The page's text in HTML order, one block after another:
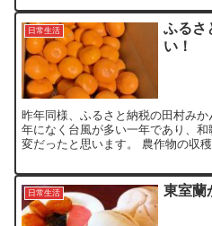
日常生活
ふるさ
い！
昨年同様、ふるさと納税の田村み
年になく台風が多い一年であり、
変だったと思います。 農作物の収
日常生活 東室蘭